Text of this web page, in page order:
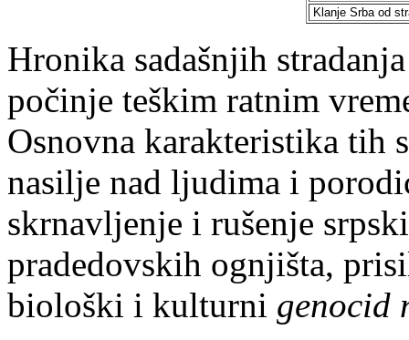
Klanje Srba od
Hronika sadašnjih
počinje teškim ratnim
Osnovna karakteristika tih
nasilje nad ljudima i
skrnavljenje i rušenje
pradedovskih ognjišta,
biološki i kulturni genocid